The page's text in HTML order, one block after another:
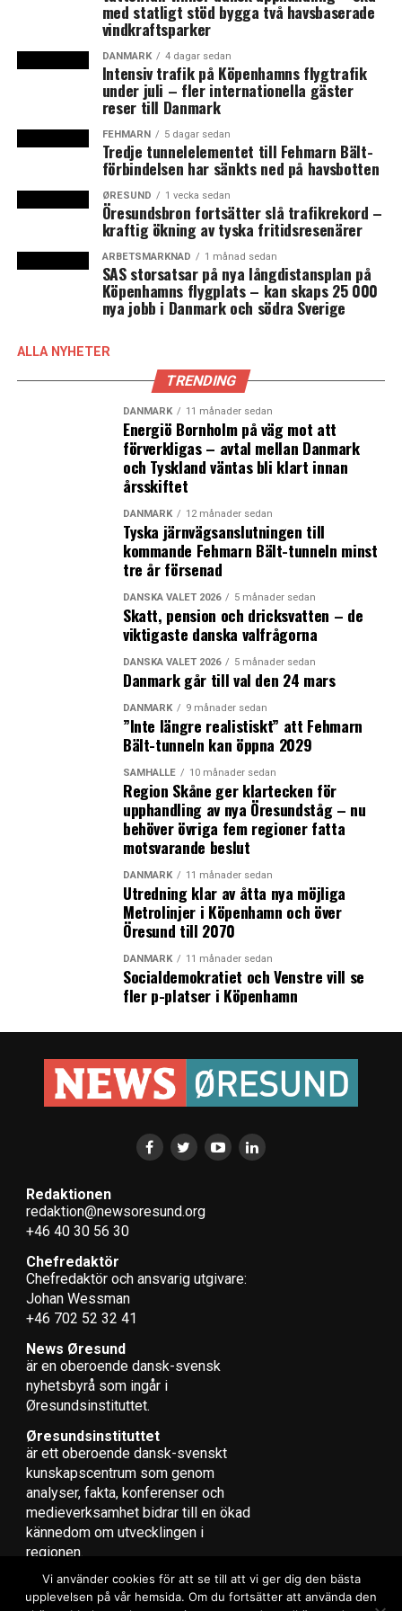
med statligt stöd bygga två havsbaserade
vindkraftsparker
DANMARK 4 dagar sedan
Intensiv trafik på Köpenhamns flygtrafik
under juli – fler internationella gäster
reser till Danmark
FEHMARN 5 dagar sedan
Tredje tunnelelementet till Fehmarn Bält-
förbindelsen har sänkts ned på havsbotten
ØRESUND 1 vecka sedan
Öresundsbron fortsätter slå trafikrekord –
kraftig ökning av tyska fritidsresenärer
ARBETSMARKNAD 1 månad sedan
SAS storsatsar på nya långdistansplan på
Köpenhamns flygplats – kan skaps 25 000
nya jobb i Danmark och södra Sverige
ALLA NYHETER
TRENDING
DANMARK 11 månader sedan
Energiö Bornholm på väg mot att
förverkligas – avtal mellan Danmark
och Tyskland väntas bli klart innan
årsskiftet
DANMARK 12 månader sedan
Tyska järnvägsanslutningen till
kommande Fehmarn Bält-tunneln minst
tre år försenad
DANSKA VALET 2026 5 månader sedan
Skatt, pension och dricksvatten – de
viktigaste danska valfrågorna
DANSKA VALET 2026 5 månader sedan
Danmark går till val den 24 mars
DANMARK 9 månader sedan
”Inte längre realistiskt” att Fehmarn
Bält-tunneln kan öppna 2029
SAMHÄLLE 10 månader sedan
Region Skåne ger klartecken för
upphandling av nya Öresundståg – nu
behöver övriga fem regioner fatta
motsvarande beslut
DANMARK 11 månader sedan
Utredning klar av åtta nya möjliga
Metrolinjer i Köpenhamn och över
Öresund till 2070
DANMARK 11 månader sedan
Socialdemokratiet och Venstre vill se
fler p-platser i Köpenhamn
Redaktionen
redaktion@newsoresund.org
+46 40 30 56 30
Chefredaktör
Chefredaktör och ansvarig utgivare:
Johan Wessman
+46 702 52 32 41
News Øresund
är en oberoende dansk-svensk
nyhets­byrå som ingår i
Øresundsinstituttet.
Øresundsinstituttet
är ett oberoende dansk-svenskt
kunskapscentrum som genom
analyser, fakta, konferenser och
medieverksamhet bidrar till en ökad
kännedom om utvecklingen i
regionen.
Vi använder cookies för att se till att vi ger dig den bästa
upplevelsen på vår hemsida. Om du fortsätter att använda den